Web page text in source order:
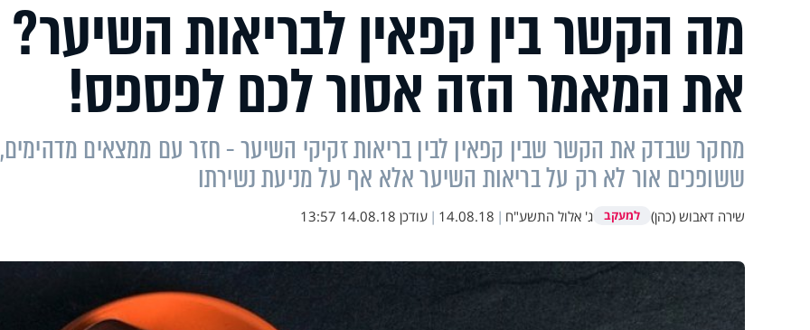
מה הקשר בין קפאין לבריאות השיער?
את המאמר הזה אסור לכם לפספס!
מחקר שבדק את הקשר שבין קפאין לבין בריאות זקיקי השיער - חזר עם ממצאים מדהימים,
ששופכים אור לא רק על בריאות השיער אלא אף על מניעת נשירתו
שירה דאבוש (כהן) למעקב ג' אלול התשע"ח |
14.08.18
| עודכן 14.08.18 13:57